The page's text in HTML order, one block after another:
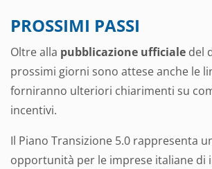
PROSSIMI PASSI
Oltre alla pubblicazione ufficiale del
prossimi giorni sono attese anche le
forniranno ulteriori chiarimenti su
incentivi.
Il Piano Transizione 5.0 rappresenta
opportunità per le imprese italiane di